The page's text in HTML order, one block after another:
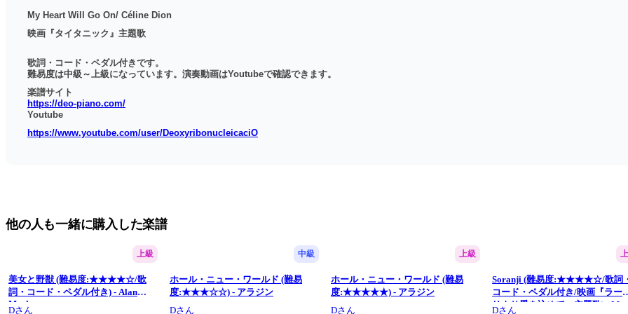
My Heart Will Go On/ Céline Dion
映画『タイタニック』主題歌
歌詞・コード・ペダル付きです。
難易度は中級～上級になっています。演奏動画はYoutubeで確認できます。
楽譜サイト
https://deo-piano.com/
Youtube
https://www.youtube.com/user/DeoxyribonucleicaciO
他の人も一緒に購入した楽譜
上級
美女と野獣 (難易度:★★★★☆/歌
詞・コード・ペダル付き) - Alan
Menken
Dさん
中級
ホール・ニュー・ワールド (難易
度:★★★☆☆) - アラジン
Dさん
上級
ホール・ニュー・ワールド (難易
度:★★★★★) - アラジン
Dさん
Soranji (難易度:★★★★☆/歌詞
コード・ペダル付き/映画『ラー
リより愛を込めて』主題歌) -
Dさん